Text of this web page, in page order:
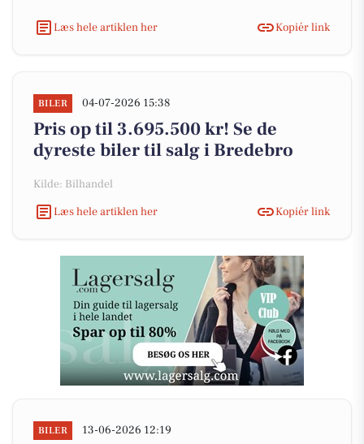
Læs hele artiklen her Kopiér link
BILER 04-07-2026 15:38
Pris op til 3.695.500 kr! Se de
dyreste biler til salg i Bredebro
Kilde: Bilhandel
Læs hele artiklen her
Kopiér link
BILER 13-06-2026 12:19